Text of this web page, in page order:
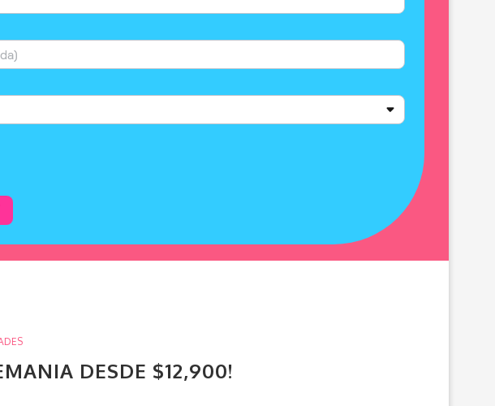
DESDE $12,900!